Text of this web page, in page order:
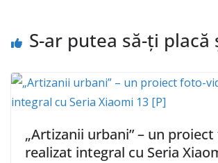
S-ar putea să-ți placă
„Artizanii urbani” – un
realizat integral cu Seria